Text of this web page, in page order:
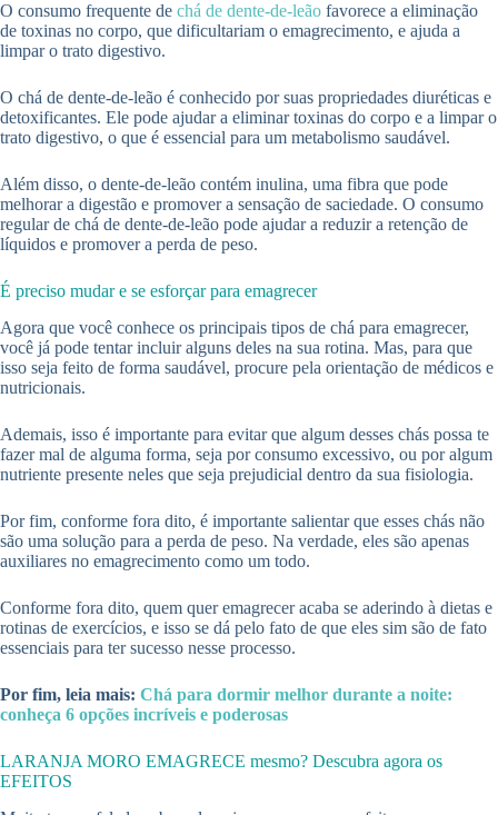
O consumo frequente de chá de dente-de-leão favorece a eliminação
de toxinas no corpo, que dificultariam o emagrecimento, e ajuda a
limpar o trato digestivo.
O chá de dente-de-leão é conhecido por suas propriedades diuréticas e
detoxificantes. Ele pode ajudar a eliminar toxinas do corpo e a limpar o
trato digestivo, o que é essencial para um metabolismo saudável.
Além disso, o dente-de-leão contém inulina, uma fibra que pode
melhorar a digestão e promover a sensação de saciedade. O consumo
regular de chá de dente-de-leão pode ajudar a reduzir a retenção de
líquidos e promover a perda de peso.
É preciso mudar e se esforçar para emagrecer
Agora que você conhece os principais tipos de chá para emagrecer,
você já pode tentar incluir alguns deles na sua rotina. Mas, para que
isso seja feito de forma saudável, procure pela orientação de médicos e
nutricionais.
Ademais, isso é importante para evitar que algum desses chás possa te
fazer mal de alguma forma, seja por consumo excessivo, ou por algum
nutriente presente neles que seja prejudicial dentro da sua fisiologia.
Por fim, conforme fora dito, é importante salientar que esses chás não
são uma solução para a perda de peso. Na verdade, eles são apenas
auxiliares no emagrecimento como um todo.
Conforme fora dito, quem quer emagrecer acaba se aderindo à dietas e
rotinas de exercícios, e isso se dá pelo fato de que eles sim são de fato
essenciais para ter sucesso nesse processo.
Por fim, leia mais: Chá para dormir melhor durante a noite:
conheça 6 opções incríveis e poderosas
LARANJA MORO EMAGRECE mesmo? Descubra agora os
EFEITOS